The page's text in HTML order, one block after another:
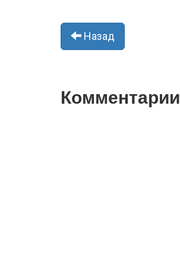
Назад
Комментарии